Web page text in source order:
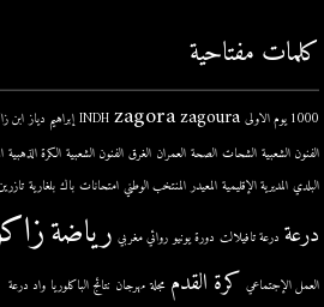
كلمات مفتاحية
1000 يوم الاولى INDH zagora zagoura إبراهيم دياز ابن
الفنون الشعبية الشحات الصحة العمران الغرق الفنون الشعبية الكرة الذهبية
البلدي المديرية الإقليمية المعيدر المنتخب الوطني امتحانات باك بلغارية تازرين
درعة درعة تافيلالت دورة يونيو روائي مغربي رياضة
العمل الإجتماعي كرة القدم مجلة مهرجان نتائج الباكلوريا واد درعة